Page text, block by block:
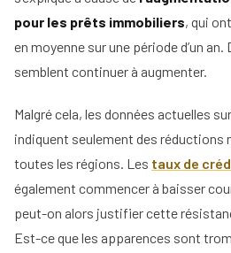
Le
salaire
net
agent
immobilier
Le
rôle
mandataire
immobilier
Le
de
l'IA
l'immobilier
Réussir
votre
immobilière
Comment
de
l'immobilier
mandataire
indépendant
Le
négociateur
immobilier
Tous
pour les prêts immobiliers, qui
en moyenne sur une période d’un
semblent continuer à augmenter.
Malgré cela, les données actuelles
indiquent seulement des réductions
toutes les régions. Les taux de
également commencer à baisser
peut-on alors justifier cette
Est-ce que les apparences sont